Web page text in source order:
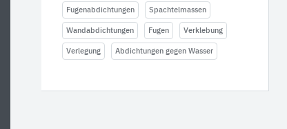
Fugenabdichtungen Spachtelmassen
Wandabdichtungen Fugen Verklebung
Verlegung Abdichtungen gegen Wasser